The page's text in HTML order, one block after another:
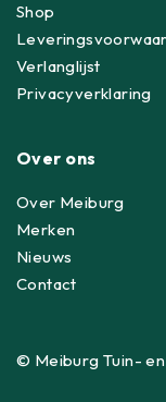
Shop
Verlanglijst
Privacyverklaring
Over ons
Over Meiburg
Merken
Nieuws
Contact
© Meiburg Tuin-